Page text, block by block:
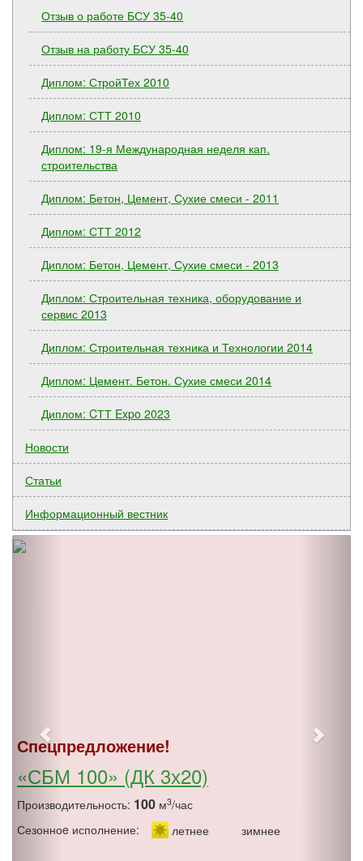
Отзыв о работе БСУ 35-40
Отзыв на работу БСУ 35-40
Диплом: СтройТех 2010
Диплом: СТТ 2010
Диплом: 19-я Международная неделя кап.
строительства
Диплом: Бетон, Цемент, Сухие смеси - 2011
Диплом: СТТ 2012
Диплом: Бетон, Цемент, Сухие смеси - 2013
Диплом: Строительная техника, оборудование и
сервис 2013
Диплом: Строительная техника и Технологии 2014
Диплом: Цемент. Бетон. Сухие смеси 2014
Диплом: CТТ Expo 2023
Новости
Статьи
Информационный вестник
Спецпредложение!
«СБМ 100» (ДК 3х20)
Производительность: 100 м3/час
Сезонноe исполнение:
летнее зимнее